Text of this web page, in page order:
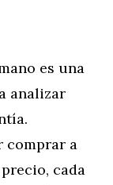
es una
analizar
comprar a
cada